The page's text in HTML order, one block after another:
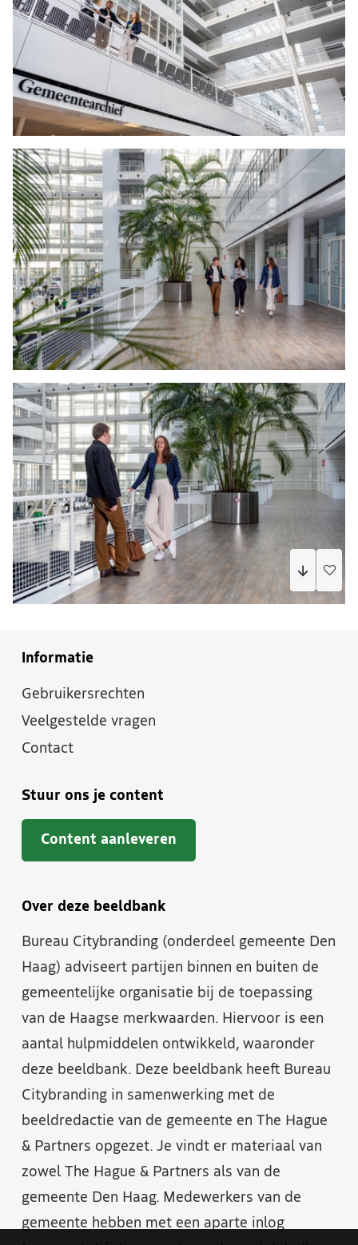
Informatie
Gebruikersrechten
Veelgestelde vragen
Contact
Stuur ons je content
Content aanleveren
Over deze beeldbank
Bureau Citybranding (onderdeel gemeente Den
Haag) adviseert partijen binnen en buiten de
gemeentelijke organisatie bij de toepassing
van de Haagse merkwaarden. Hiervoor is een
aantal hulpmiddelen ontwikkeld, waaronder
deze beeldbank. Deze beeldbank heeft Bureau
Citybranding in samenwerking met de
beeldredactie van de gemeente en The Hague
& Partners opgezet. Je vindt er materiaal van
zowel The Hague & Partners als van de
gemeente Den Haag. Medewerkers van de
gemeente hebben met een aparte inlog